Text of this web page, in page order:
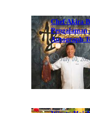
Chef Akira
Autograph
July 10,